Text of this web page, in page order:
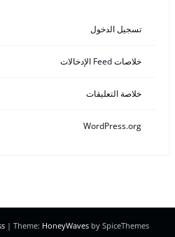
تسجيل الدخول
خلاصات Feed الإدخالات
خلاصة التعليقات
WordPress.org
| Theme: HoneyWaves by SpiceThemes